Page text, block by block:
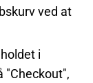
ved at
i
"Checkout",